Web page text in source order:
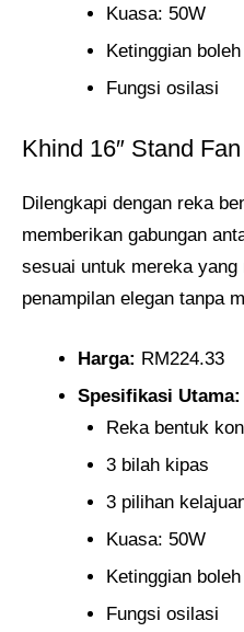
Kuasa: 50W
Ketinggian
Fungsi osilasi
Khind 16″ Stand
Dilengkapi dengan reka
memberikan gabungan
sesuai untuk mereka
penampilan elegan tanpa
Harga: RM224.33
Spesifikasi Utama:
Reka bentuk
3 bilah kipas
3 pilihan
Kuasa: 50W
Ketinggian
Fungsi osilasi